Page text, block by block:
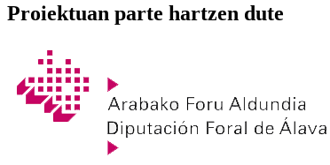
Proiektuan parte hartzen dute